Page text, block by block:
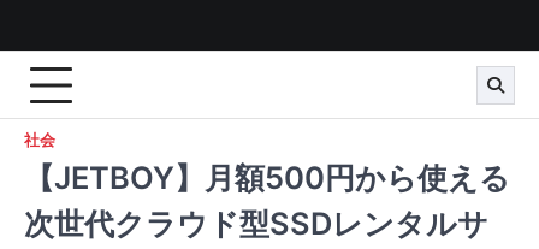
社会
【JETBOY】月額500円から使える
次世代クラウド型SSDレンタルサ